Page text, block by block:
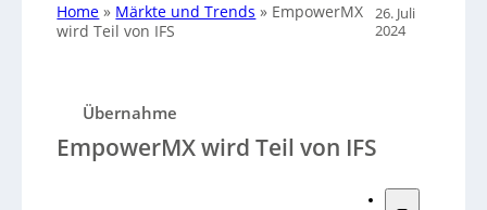
Home » Märkte und Trends » EmpowerMX
wird Teil von IFS
26. Juli
2024
Übernahme
EmpowerMX wird Teil von IFS